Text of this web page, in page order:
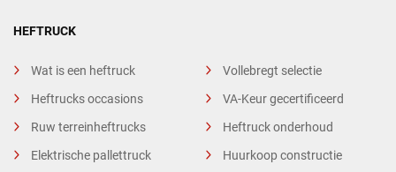
HEFTRUCK
Wat is een heftruck
Heftrucks occasions
Ruw terreinheftrucks
Elektrische pallettruck
Vollebregt selectie
VA-Keur gecertificeerd
Heftruck onderhoud
Huurkoop constructie